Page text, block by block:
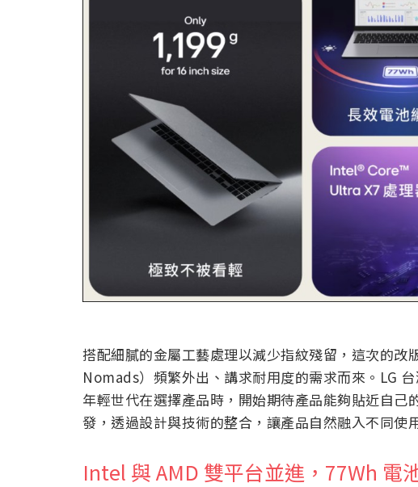
搭配細膩的金屬工藝處理以減少指紋殘留，這次的
Nomads）頻繁外出、講求耐用度的需求而來。LG
年輕世代在選擇產品時，開始期待產品能夠貼近自己
發，透過設計與技術的整合，讓產品自然融入不同使
Intel 與 AMD 雙平台並進，77Wh 電